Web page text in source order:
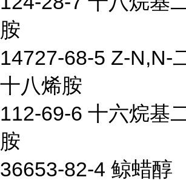
胺
14727-68-5 Z-N,N-
十八烯胺
112-69-6 十六烷基
胺
36653-82-4 鲸蜡醇